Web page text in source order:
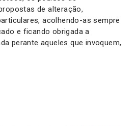
de alteração,
acolhendo-as sempre
e ficando obrigada a
perante aqueles que invoquem,